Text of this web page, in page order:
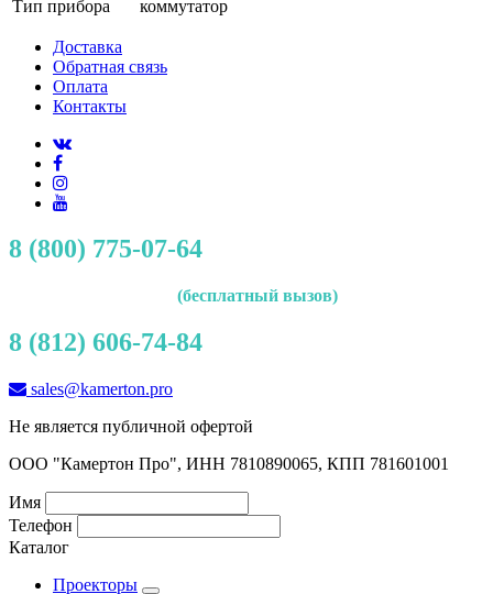
Тип прибора
коммутатор
Доставка
Обратная связь
Оплата
Контакты
8 (800) 775-07-64
(бесплатный вызов)
8 (812) 606-74-84
sales@kamerton.pro
Не является публичной офертой
ООО "Камертон Про", ИНН 7810890065, КПП 781601001
Имя
Телефон
Каталог
Проекторы